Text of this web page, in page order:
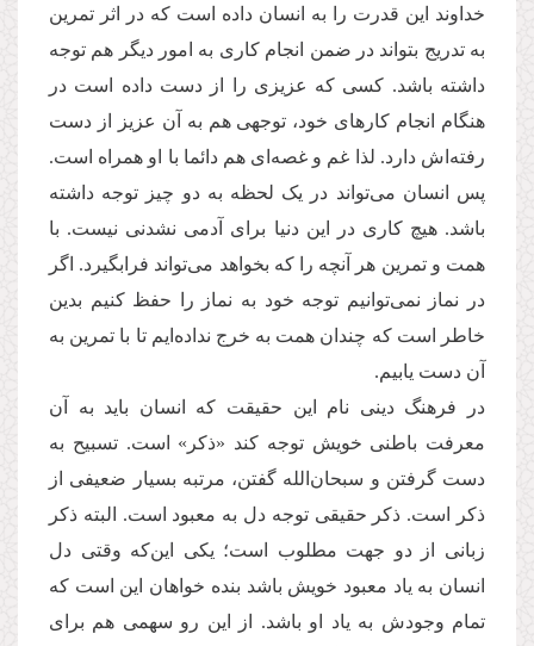
خداوند این قدرت را به انسان داده است که در اثر تمرین
به تدریج بتواند در ضمن انجام کاری به امور دیگر هم توجه
داشته باشد. کسی که عزیزی را از دست داده است در
هنگام انجام کارهای خود، توجهی هم به آن عزیز از دست
رفته‌اش دارد. لذا غم و غصه‌ای هم دائما با او همراه است.
پس انسان می‌تواند در یک لحظه به دو چیز توجه داشته
باشد. هیچ کاری در این دنیا برای آدمی نشدنی نیست. با
همت و تمرین هر آنچه را که بخواهد می‌تواند فرابگیرد. اگر
در نماز نمی‌توانیم توجه خود به نماز را حفظ کنیم بدین
خاطر است که چندان همت به خرج نداده‌ایم تا با تمرین به
آن دست یابیم.
در فرهنگ دینی نام این حقیقت که انسان باید به آن
معرفت باطنی خویش توجه کند «ذکر» است. تسبیح به
دست گرفتن و سبحان‌الله گفتن، مرتبه بسیار ضعیفی از
ذکر است. ذکر حقیقی توجه دل به معبود است. البته ذکر
زبانی از دو جهت مطلوب است؛ یکی این‌که وقتی دل
انسان به یاد معبود خویش باشد بنده خواهان این است که
تمام وجودش به یاد او باشد. از این رو سهمی هم برای